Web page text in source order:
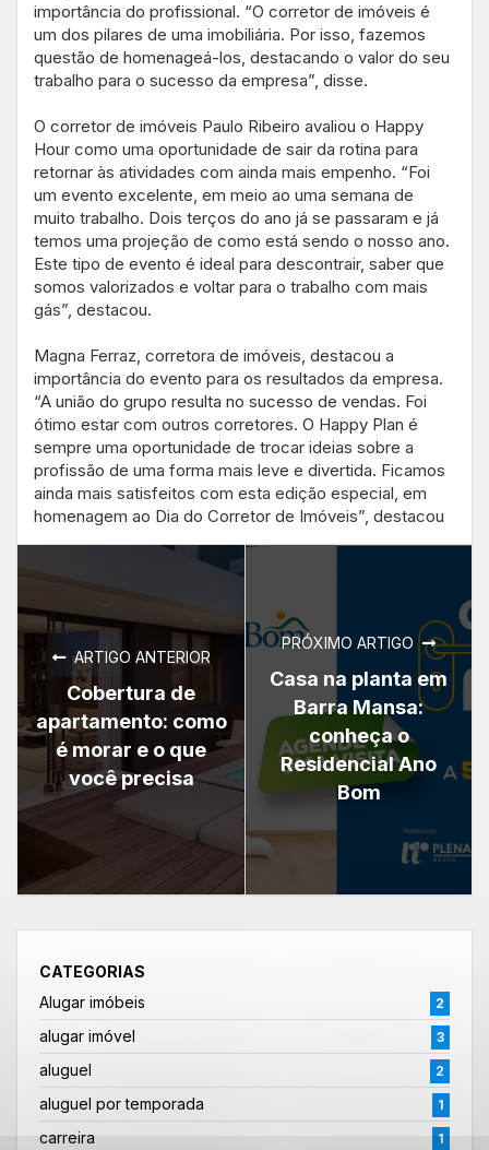
importância do profissional. “O corretor de imóveis é
um dos pilares de uma imobiliária. Por isso, fazemos
questão de homenageá-los, destacando o valor do seu
trabalho para o sucesso da empresa”, disse.
O corretor de imóveis Paulo Ribeiro avaliou o Happy
Hour como uma oportunidade de sair da rotina para
retornar às atividades com ainda mais empenho. “Foi
um evento excelente, em meio ao uma semana de
muito trabalho. Dois terços do ano já se passaram e já
temos uma projeção de como está sendo o nosso ano.
Este tipo de evento é ideal para descontrair, saber que
somos valorizados e voltar para o trabalho com mais
gás”, destacou.
Magna Ferraz, corretora de imóveis, destacou a
importância do evento para os resultados da empresa.
“A união do grupo resulta no sucesso de vendas. Foi
ótimo estar com outros corretores. O Happy Plan é
sempre uma oportunidade de trocar ideias sobre a
profissão de uma forma mais leve e divertida. Ficamos
ainda mais satisfeitos com esta edição especial, em
homenagem ao Dia do Corretor de Imóveis”, destacou
ARTIGO ANTERIOR
Cobertura de
apartamento: como
é morar e o que
você precisa
PRÓXIMO ARTIGO
Casa na planta em
Barra Mansa:
conheça o
Residencial Ano
Bom
CATEGORIAS
Alugar imóbeis
2
alugar imóvel 3
aluguel 2
aluguel por temporada 1
carreira 1